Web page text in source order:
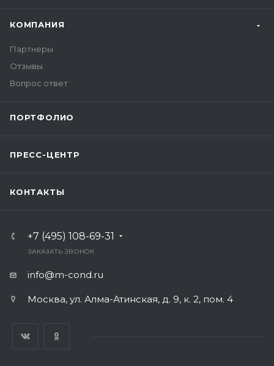
КОМПАНИЯ
Партнеры
Отзывы
Вопрос ответ
ПОРТФОЛИО
ПРЕСС-ЦЕНТР
КОНТАКТЫ
+7 (495) 108-69-31
ЗАКАЗАТЬ ЗВОНОК
info@m-cond.ru
Москва, ул. Алма-Атинская, д. 9, к. 2, пом. 4